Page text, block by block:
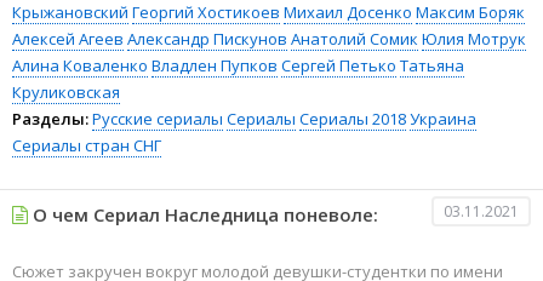
Крыжановский Георгий Хостикоев Михаил Досенко Максим Боряк
Алексей Агеев Александр Пискунов Анатолий Сомик Юлия Мотрук
Алина Коваленко Владлен Пупков Сергей Петько Татьяна
Круликовская
Разделы:Русские сериалы Сериалы Сериалы 2018Украина
Сериалы стран СНГ
О чем Сериал Наследница поневоле: 03.11.2021
Сюжет закручен вокруг молодой девушки-студентки по имени